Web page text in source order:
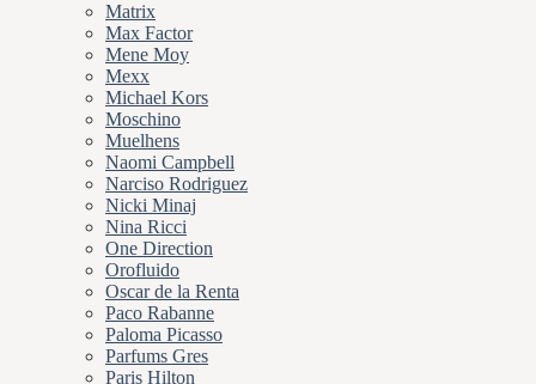
Matrix
Max Factor
Mene Moy
Mexx
Michael Kors
Moschino
Muelhens
Naomi Campbell
Narciso Rodriguez
Nicki Minaj
Nina Ricci
One Direction
Orofluido
Oscar de la Renta
Paco Rabanne
Paloma Picasso
Parfums Gres
Paris Hilton